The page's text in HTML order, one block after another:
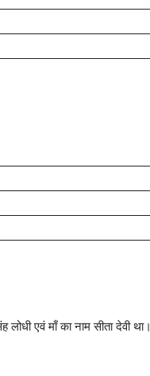
एवं माँ का नाम सीता देवी था।